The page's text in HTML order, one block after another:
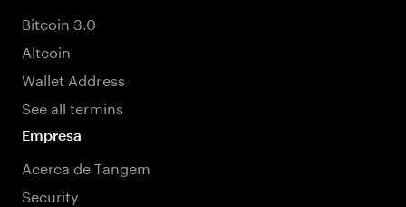
Bitcoin 3.0
Altcoin
Wallet Address
See all termins
Empresa
Acerca de Tangem
Security